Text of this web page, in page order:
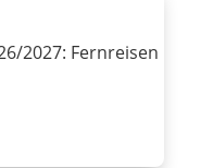
2027: Fernreisen